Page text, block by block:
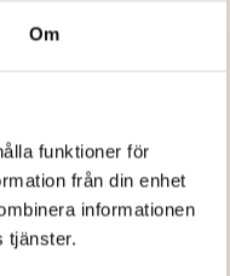
Om
funktioner för
från din enhet
informationen
tjänster.